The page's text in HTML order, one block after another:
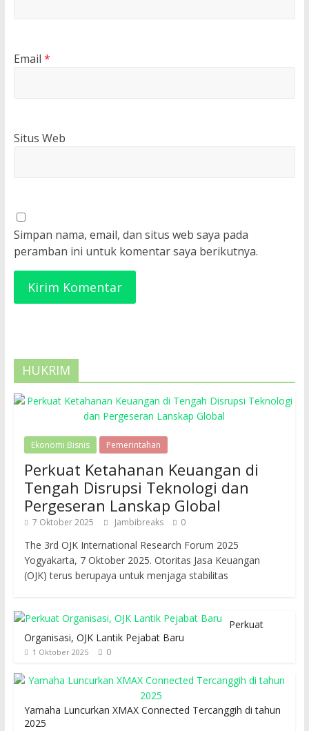
Email *
Situs Web
Simpan nama, email, dan situs web saya pada
peramban ini untuk komentar saya berikutnya.
HUKRIM
Ekonomi Bisnis Pemerintahan
Perkuat Ketahanan Keuangan di
Tengah Disrupsi Teknologi dan
Pergeseran Lanskap Global
7 Oktober 2025 Jambibreaks 0
The 3rd OJK International Research Forum 2025
Yogyakarta, 7 Oktober 2025. Otoritas Jasa Keuangan
(OJK) terus berupaya untuk menjaga stabilitas
Perkuat
Organisasi, OJK Lantik Pejabat Baru
1 Oktober 2025 0
Yamaha Luncurkan XMAX Connected Tercanggih di tahun
2025